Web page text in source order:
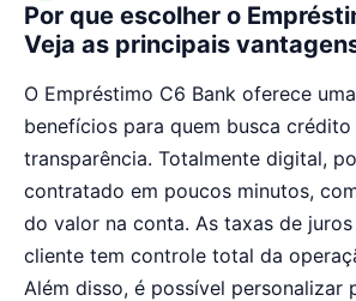
Por que escolher o
Veja as principais
O Empréstimo C6 Bank oferece
benefícios para quem busca
transparência. Totalmente digital,
contratado em poucos minutos,
do valor na conta. As taxas de
cliente tem controle total da
Além disso, é possível personalizar